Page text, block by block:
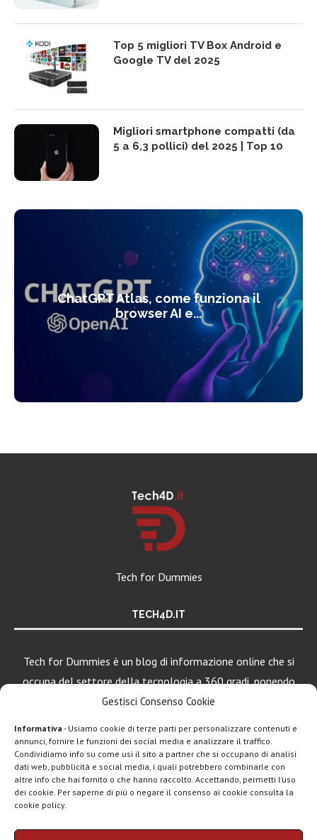
Gestisci Consenso Cookie
Informativa - Usiamo cookie di terze parti per personalizzare contenuti e
annunci, fornire le funzioni dei social media e analizzare il traffico.
Condividiamo info su come usi il sito a partner che si occupano di analisi
dati web, pubblicità e social media, i quali potrebbero combinarle con
altre info che hai fornito o che hanno raccolto. Accettando, permetti l’uso
dei cookie. Per saperne di più o negare il consenso ai cookie consulta la
cookie policy.
Top 5 migliori TV Box Android e
Google TV del 2025
Migliori smartphone compatti (da
5 a 6,3 pollici) del 2025 | Top 10
ChatGPT Atlas, come funziona il
browser AI e...
Tech for Dummies
TECH4D.IT
Tech for Dummies è un blog di informazione online che si
occupa del settore della tecnologia a 360 gradi, ponendo
una particolare attenzione al mondo Android, Apple e
Chi siamo Contatti Disclaimer Privacy policy
LEGGI ANCHE
Motorola rinnova